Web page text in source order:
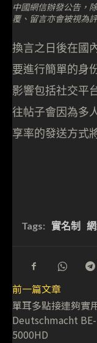
中國網信辦發公告，
覆、留言亦會被視為
換言之日後在國
要進行簡單的身
影響包括社交平
往帖子會因為多
享率的發送方式
Tags: 實名制
前一篇文章
單耳多點接連夠實
Deutschmacht BE-
5000HD